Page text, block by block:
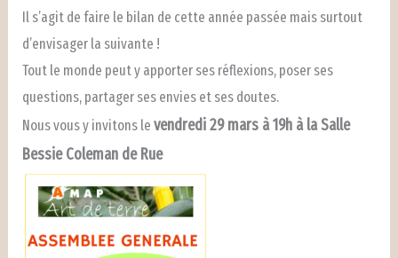
Il s’agit de faire le bilan de cette année passée mais surtout
d’envisager la suivante !
Tout le monde peut y apporter ses réflexions, poser ses
questions, partager ses envies et ses doutes.
Nous vous y invitons levendredi 29 mars à 19h à la Salle
Bessie Coleman de Rue